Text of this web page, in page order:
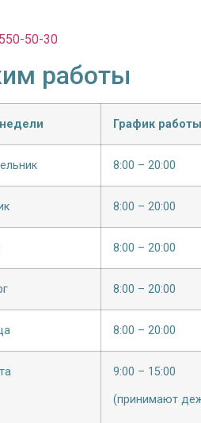
50-30
работы
График работы
8:00 – 20:00
8:00 – 20:00
8:00 – 20:00
8:00 – 20:00
8:00 – 20:00
9:00 – 15:00
(принимают